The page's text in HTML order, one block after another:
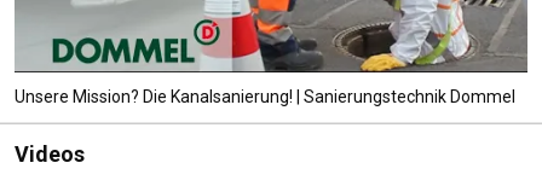
Unsere Mission? Die Kanalsanierung! | Sanierungstechnik Dommel
Videos